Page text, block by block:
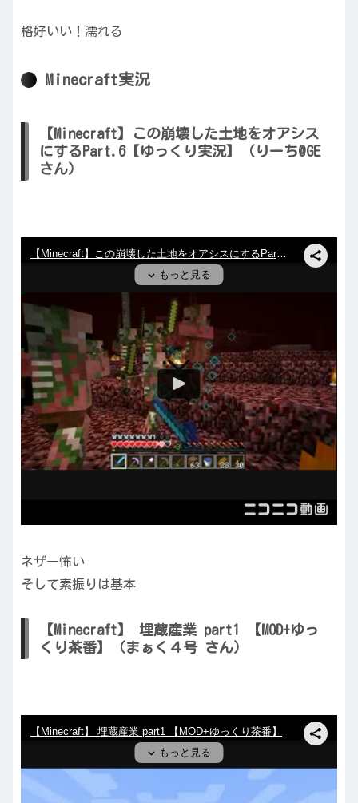
格好いい！濡れる
Minecraft実況
【Minecraft】この崩壊した土地をオアシス
にするPart.6【ゆっくり実況】（りーち@GE
さん）
ネザー怖い
そして素振りは基本
【Minecraft】 埋蔵産業 part1 【MOD+ゆっ
くり茶番】（まぁく４号 さん）